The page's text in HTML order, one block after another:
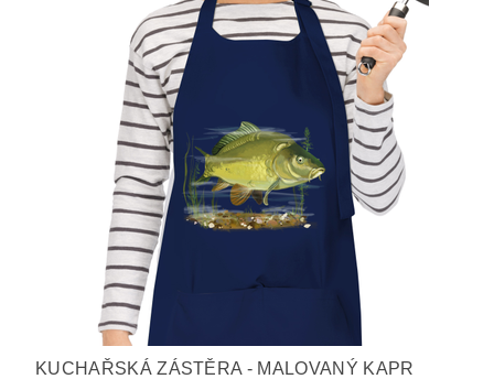
KUCHAŘSKÁ ZÁSTĚRA - MALOVANÝ KAPR